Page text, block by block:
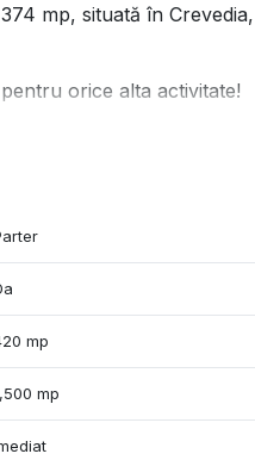
mp, situată în Crevedia,
orice alta activitate!
mp
mp